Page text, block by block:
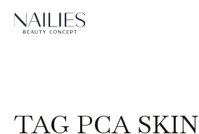
TAG PCA SKIN